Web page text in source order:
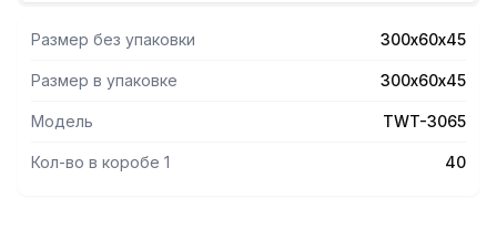
Размер без упаковки 300х60х45
Размер в упаковке 300х60х45
Модель TWT-3065
Кол-во в коробе 1 40